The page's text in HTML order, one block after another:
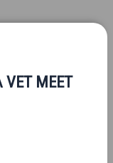
MEET